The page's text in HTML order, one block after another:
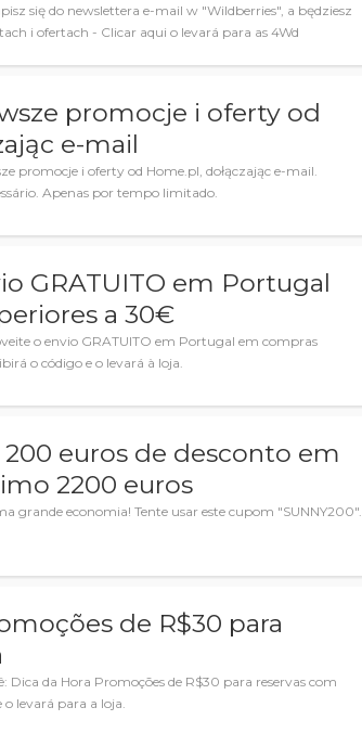
się do newslettera e-mail w "Wildberries", a będziesz
i ofertach - Clicar aqui o levará para as 4Wd
promocje i oferty od
e-mail
promocje i oferty od Home.pl, dołączając e-mail.
Apenas por tempo limitado.
GRATUITO em Portugal
a 30€
o envio GRATUITO em Portugal em compras
o código e o levará à loja.
euros de desconto em
2200 euros
grande economia! Tente usar este cupom "SUNNY200".
de R$30 para
Dica da Hora Promoções de R$30 para reservas com
levará para a loja.